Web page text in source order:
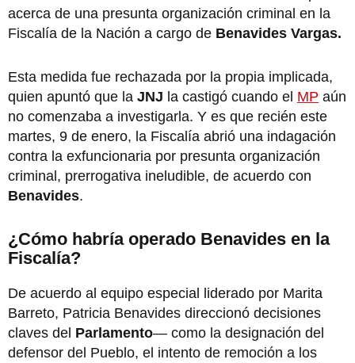
acerca de una presunta organización criminal en la
Fiscalía de la Nación a cargo de Benavides Vargas.
Esta medida fue rechazada por la propia implicada,
quien apuntó que la JNJ la castigó cuando el MP aún
no comenzaba a investigarla. Y es que recién este
martes, 9 de enero, la Fiscalía abrió una indagación
contra la exfuncionaria por presunta organización
criminal, prerrogativa ineludible, de acuerdo con
Benavides.
¿Cómo habría operado Benavides en la
Fiscalía?
De acuerdo al equipo especial liderado por Marita
Barreto, Patricia Benavides direccionó decisiones
claves del Parlamento— como la designación del
defensor del Pueblo, el intento de remoción a los